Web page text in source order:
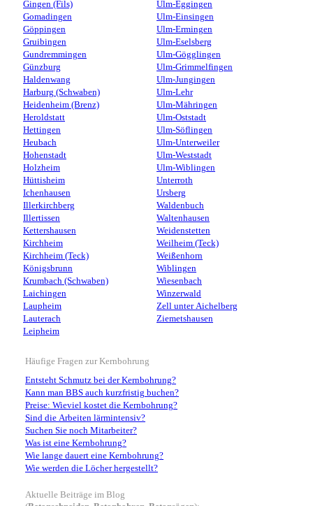
Gingen (Fils)
Gomadingen
Göppingen
Gruibingen
Gundremmingen
Günzburg
Haldenwang
Harburg (Schwaben)
Heidenheim (Brenz)
Heroldstatt
Hettingen
Heubach
Hohenstadt
Holzheim
Hüttisheim
Ichenhausen
Illerkirchberg
Illertissen
Kettershausen
Kirchheim
Kirchheim (Teck)
Königsbrunn
Krumbach (Schwaben)
Laichingen
Laupheim
Lauterach
Leipheim
Ulm-Eggingen
Ulm-Einsingen
Ulm-Ermingen
Ulm-Eselsberg
Ulm-Gögglingen
Ulm-Grimmelfingen
Ulm-Jungingen
Ulm-Lehr
Ulm-Mähringen
Ulm-Oststadt
Ulm-Söflingen
Ulm-Unterweiler
Ulm-Weststadt
Ulm-Wiblingen
Unterroth
Ursberg
Waldenbuch
Waltenhausen
Weidenstetten
Weilheim (Teck)
Weißenhorn
Wiblingen
Wiesenbach
Winzerwald
Zell unter Aichelberg
Ziemetshausen
Häufige Fragen zur Kernbohrung
Entsteht Schmutz bei der Kernbohrung?
Kann man BBS auch kurzfristig buchen?
Preise: Wieviel kostet die Kernbohrung?
Sind die Arbeiten lärmintensiv?
Suchen Sie noch Mitarbeiter?
Was ist eine Kernbohrung?
Wie lange dauert eine Kernbohrung?
Wie werden die Löcher hergestellt?
Aktuelle Beiträge im Blog